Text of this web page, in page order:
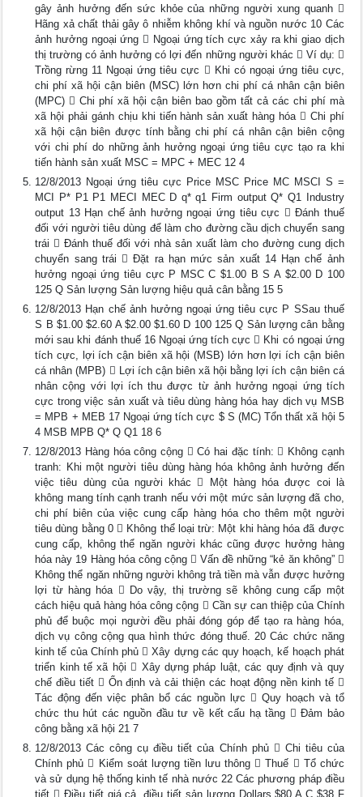
gây ảnh hưởng đến sức khỏe của những người xung quanh 
Hãng xả chất thải gây ô nhiễm không khí và nguồn nước 10 Các
ảnh hưởng ngoại ứng  Ngoại ứng tích cực xảy ra khi giao dịch
thị trường có ảnh hưởng có lợi đến những người khác  Ví dụ: 
Trồng rừng 11 Ngoại ứng tiêu cực  Khi có ngoại ứng tiêu cực,
chi phí xã hội cận biên (MSC) lớn hơn chi phí cá nhân cận biên
(MPC)  Chi phí xã hội cận biên bao gồm tất cả các chi phí mà
xã hội phải gánh chịu khi tiến hành sản xuất hàng hóa  Chi phí
xã hội cận biên được tính bằng chi phí cá nhân cận biên cộng
với chi phí do những ảnh hưởng ngoại ứng tiêu cực tạo ra khi
tiến hành sản xuất MSC = MPC + MEC 12 4
12/8/2013 Ngoại ứng tiêu cực Price MSC Price MC MSCI S =
MCI P* P1 P1 MECI MEC D q* q1 Firm output Q* Q1 Industry
output 13 Hạn chế ảnh hưởng ngoại ứng tiêu cực  Đánh thuế
đối với người tiêu dùng để làm cho đường cầu dịch chuyển sang
trái  Đánh thuế đối với nhà sản xuất làm cho đường cung dịch
chuyển sang trái  Đặt ra hạn mức sản xuất 14 Hạn chế ảnh
hưởng ngoại ứng tiêu cực P MSC C $1.00 B S A $2.00 D 100
125 Q Sản lượng Sản lượng hiệu quả cân bằng 15 5
12/8/2013 Hạn chế ảnh hưởng ngoại ứng tiêu cực P SSau thuế
S B $1.00 $2.60 A $2.00 $1.60 D 100 125 Q Sản lượng cân bằng
mới sau khi đánh thuế 16 Ngoại ứng tích cực  Khi có ngoại ứng
tích cực, lợi ích cận biên xã hội (MSB) lớn hơn lợi ích cận biên
cá nhân (MPB)  Lợi ích cận biên xã hội bằng lợi ích cận biên cá
nhân cộng với lợi ích thu được từ ảnh hưởng ngoại ứng tích
cực trong việc sản xuất và tiêu dùng hàng hóa hay dịch vụ MSB
= MPB + MEB 17 Ngoại ứng tích cực $ S (MC) Tổn thất xã hội 5
4 MSB MPB Q* Q Q1 18 6
12/8/2013 Hàng hóa công cộng  Có hai đặc tính:  Không cạnh
tranh: Khi một người tiêu dùng hàng hóa không ảnh hưởng đến
việc tiêu dùng của người khác  Một hàng hóa được coi là
không mang tính cạnh tranh nếu với một mức sản lượng đã cho,
chi phí biên của việc cung cấp hàng hóa cho thêm một người
tiêu dùng bằng 0  Không thể loại trừ: Một khi hàng hóa đã được
cung cấp, không thể ngăn người khác cũng được hưởng hàng
hóa này 19 Hàng hóa công cộng  Vấn đề những “kẻ ăn không” 
Không thể ngăn những người không trả tiền mà vẫn được hưởng
lợi từ hàng hóa  Do vậy, thị trường sẽ không cung cấp một
cách hiệu quả hàng hóa công cộng  Cần sự can thiệp của Chính
phủ để buộc mọi người đều phải đóng góp để tạo ra hàng hóa,
dịch vụ công cộng qua hình thức đóng thuế. 20 Các chức năng
kinh tế của Chính phủ  Xây dựng các quy hoạch, kế hoạch phát
triển kinh tế xã hội  Xây dựng pháp luật, các quy định và quy
chế điều tiết  Ổn định và cải thiện các hoạt động nền kinh tế 
Tác động đến việc phân bổ các nguồn lực  Quy hoạch và tổ
chức thu hút các nguồn đầu tư về kết cấu hạ tầng  Đảm bảo
công bằng xã hội 21 7
12/8/2013 Các công cụ điều tiết của Chính phủ  Chi tiêu của
Chính phủ  Kiểm soát lượng tiền lưu thông  Thuế  Tổ chức
và sử dụng hệ thống kinh tế nhà nước 22 Các phương pháp điều
tiết  Điều tiết giá cả, điều tiết sản lượng Dollars $80 A C $38 F